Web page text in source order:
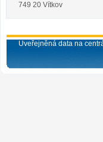
749 20 Vítkov
Uveřejněná data na